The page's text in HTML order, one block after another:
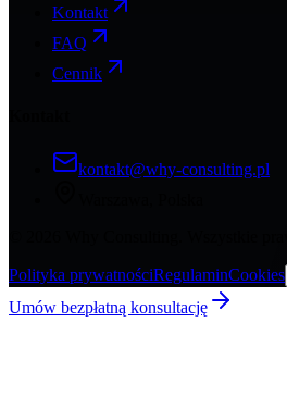
Kontakt
FAQ
Cennik
kontakt@why-consulting.pl
Polityka prywatnościRegulaminCookies
Umów bezpłatną konsultację